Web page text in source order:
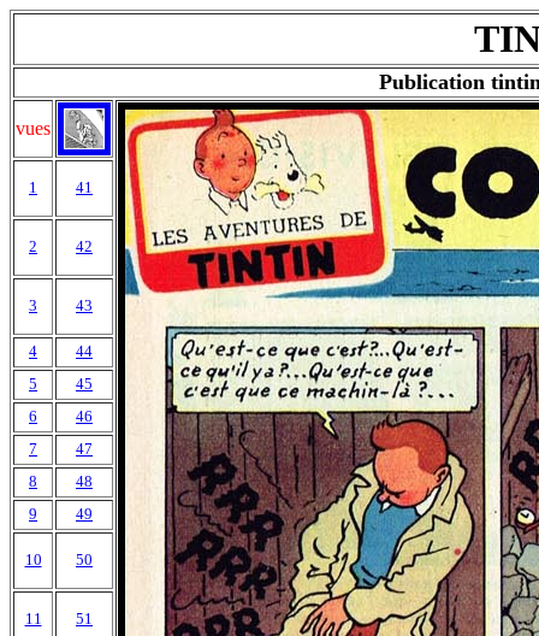
Publication tintin
vues
1 41
2 42
3 43
4
44
5
45
6
46
7
47
8
48
9
49
10 50
11 51